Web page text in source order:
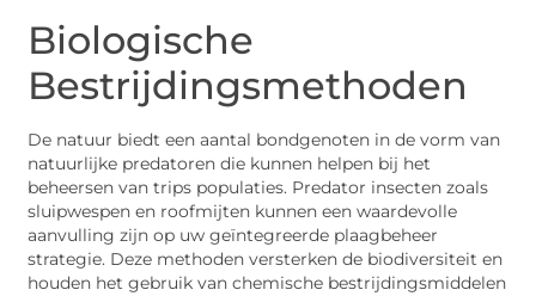
Biologische
Bestrijdingsmethoden
De natuur biedt een aantal bondgenoten in de vorm van
natuurlijke predatoren die kunnen helpen bij het
beheersen van trips populaties. Predator insecten zoals
sluipwespen en roofmijten kunnen een waardevolle
aanvulling zijn op uw geïntegreerde plaagbeheer
strategie. Deze methoden versterken de biodiversiteit en
houden het gebruik van chemische bestrijdingsmiddelen